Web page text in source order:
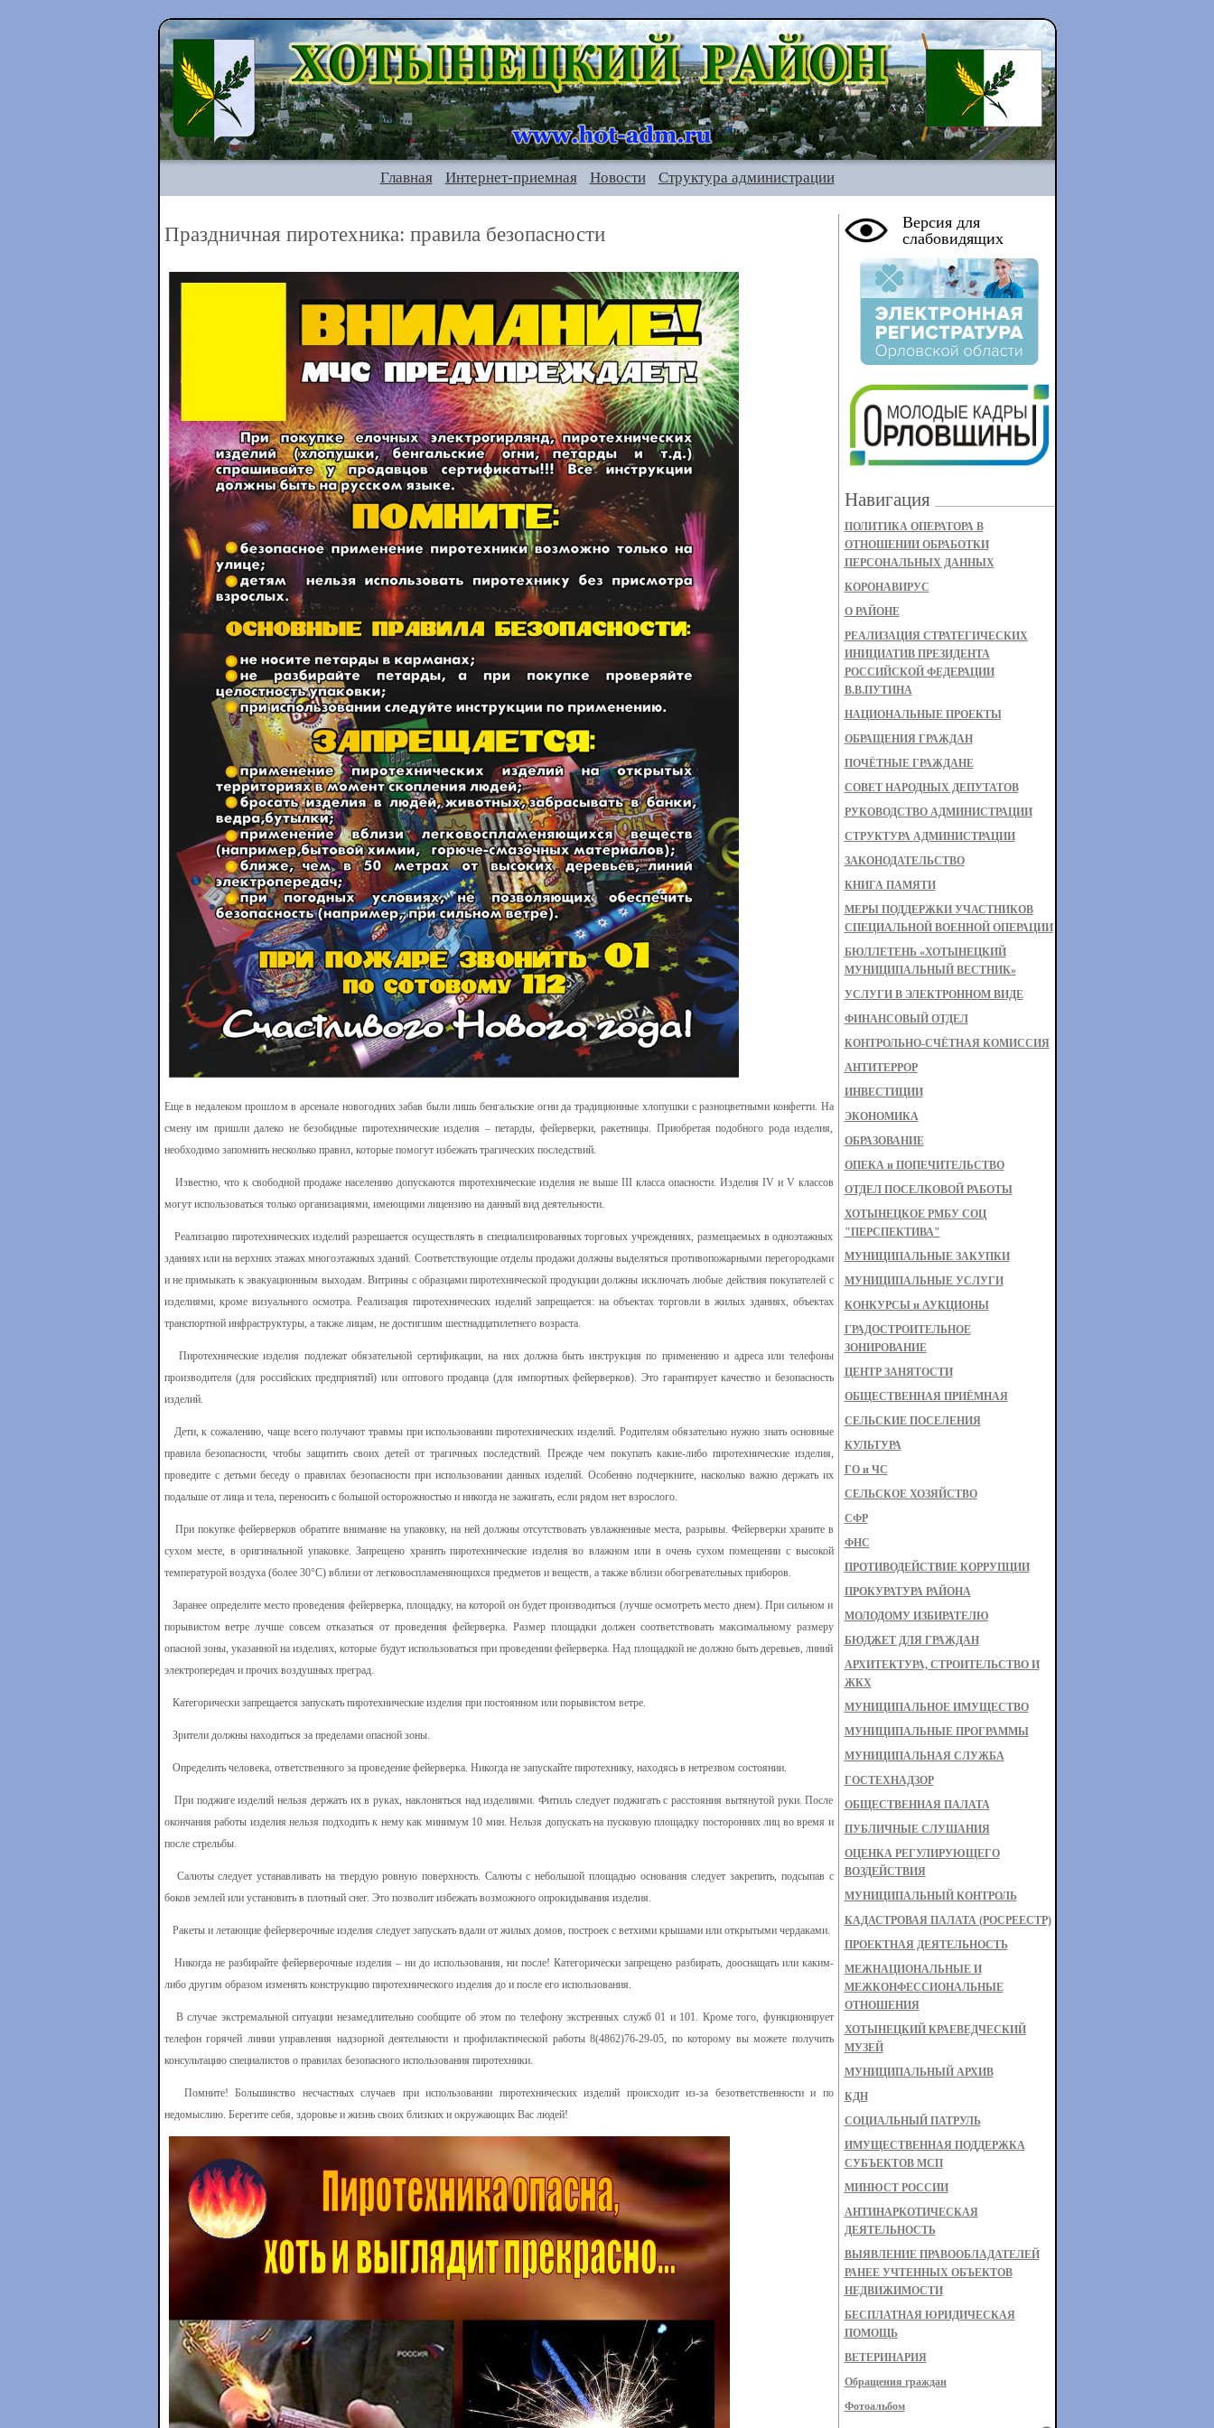
Главная Интернет-приемная Новости Структура администрации
Праздничная пиротехника: правила безопасности
Еще в недалеком прошлом в арсенале новогодних забав были лишь бенгальские огни да традиционные хлопушки с разноцветными конфетти. На
смену им пришли далеко не безобидные пиротехнические изделия – петарды, фейерверки, ракетницы. Приобретая подобного рода изделия,
необходимо запомнить несколько правил, которые помогут избежать трагических последствий.
Известно, что к свободной продаже населению допускаются пиротехнические изделия не выше III класса опасности. Изделия IV и V классов
могут использоваться только организациями, имеющими лицензию на данный вид деятельности.
Реализацию пиротехнических изделий разрешается осуществлять в специализированных торговых учреждениях, размещаемых в одноэтажных
зданиях или на верхних этажах многоэтажных зданий. Соответствующие отделы продажи должны выделяться противопожарными перегородками
и не примыкать к эвакуационным выходам. Витрины с образцами пиротехнической продукции должны исключать любые действия покупателей с
изделиями, кроме визуального осмотра. Реализация пиротехнических изделий запрещается: на объектах торговли в жилых зданиях, объектах
транспортной инфраструктуры, а также лицам, не достигшим шестнадцатилетнего возраста.
Пиротехнические изделия подлежат обязательной сертификации, на них должна быть инструкция по применению и адреса или телефоны
производителя (для российских предприятий) или оптового продавца (для импортных фейерверков). Это гарантирует качество и безопасность
изделий.
Дети, к сожалению, чаще всего получают травмы при использовании пиротехнических изделий. Родителям обязательно нужно знать основные
правила безопасности, чтобы защитить своих детей от трагичных последствий. Прежде чем покупать какие-либо пиротехнические изделия,
проведите с детьми беседу о правилах безопасности при использовании данных изделий. Особенно подчеркните, насколько важно держать их
подальше от лица и тела, переносить с большой осторожностью и никогда не зажигать, если рядом нет взрослого.
При покупке фейерверков обратите внимание на упаковку, на ней должны отсутствовать увлажненные места, разрывы. Фейерверки храните в
сухом месте, в оригинальной упаковке. Запрещено хранить пиротехнические изделия во влажном или в очень сухом помещении с высокой
температурой воздуха (более 30°С) вблизи от легковоспламеняющихся предметов и веществ, а также вблизи обогревательных приборов.
Заранее определите место проведения фейерверка, площадку, на которой он будет производиться (лучше осмотреть место днем). При сильном и
порывистом ветре лучше совсем отказаться от проведения фейерверка. Размер площадки должен соответствовать максимальному размеру
опасной зоны, указанной на изделиях, которые будут использоваться при проведении фейерверка. Над площадкой не должно быть деревьев, линий
электропередач и прочих воздушных преград.
Категорически запрещается запускать пиротехнические изделия при постоянном или порывистом ветре.
Зрители должны находиться за пределами опасной зоны.
Определить человека, ответственного за проведение фейерверка. Никогда не запускайте пиротехнику, находясь в нетрезвом состоянии.
При поджиге изделий нельзя держать их в руках, наклоняться над изделиями. Фитиль следует поджигать с расстояния вытянутой руки. После
окончания работы изделия нельзя подходить к нему как минимум 10 мин. Нельзя допускать на пусковую площадку посторонних лиц во время и
после стрельбы.
Салюты следует устанавливать на твердую ровную поверхность. Салюты с небольшой площадью основания следует закрепить, подсыпав с
боков землей или установить в плотный снег. Это позволит избежать возможного опрокидывания изделия.
Ракеты и летающие фейерверочные изделия следует запускать вдали от жилых домов, построек с ветхими крышами или открытыми чердаками.
Никогда не разбирайте фейерверочные изделия – ни до использования, ни после! Категорически запрещено разбирать, дооснащать или каким-
либо другим образом изменять конструкцию пиротехнического изделия до и после его использования.
В случае экстремальной ситуации незамедлительно сообщите об этом по телефону экстренных служб 01 и 101. Кроме того, функционирует
телефон горячей линии управления надзорной деятельности и профилактической работы 8(4862)76-29-05, по которому вы можете получить
консультацию специалистов о правилах безопасного использования пиротехники.
Помните! Большинство несчастных случаев при использовании пиротехнических изделий происходит из-за безответственности и по
недомыслию. Берегите себя, здоровье и жизнь своих близких и окружающих Вас людей!
Версия для
слабовидящих
Навигация
ПОЛИТИКА ОПЕРАТОРА В
ОТНОШЕНИИ ОБРАБОТКИ
ПЕРСОНАЛЬНЫХ ДАННЫХ
КОРОНАВИРУС
О РАЙОНЕ
РЕАЛИЗАЦИЯ СТРАТЕГИЧЕСКИХ
ИНИЦИАТИВ ПРЕЗИДЕНТА
РОССИЙСКОЙ ФЕДЕРАЦИИ
В.В.ПУТИНА
НАЦИОНАЛЬНЫЕ ПРОЕКТЫ
ОБРАЩЕНИЯ ГРАЖДАН
ПОЧЁТНЫЕ ГРАЖДАНЕ
СОВЕТ НАРОДНЫХ ДЕПУТАТОВ
РУКОВОДСТВО АДМИНИСТРАЦИИ
СТРУКТУРА АДМИНИСТРАЦИИ
ЗАКОНОДАТЕЛЬСТВО
КНИГА ПАМЯТИ
МЕРЫ ПОДДЕРЖКИ УЧАСТНИКОВ
СПЕЦИАЛЬНОЙ ВОЕННОЙ ОПЕРАЦИИ
БЮЛЛЕТЕНЬ «ХОТЫНЕЦКИЙ
МУНИЦИПАЛЬНЫЙ ВЕСТНИК»
УСЛУГИ В ЭЛЕКТРОННОМ ВИДЕ
ФИНАНСОВЫЙ ОТДЕЛ
КОНТРОЛЬНО-СЧЁТНАЯ КОМИССИЯ
АНТИТЕРРОР
ИНВЕСТИЦИИ
ЭКОНОМИКА
ОБРАЗОВАНИЕ
ОПЕКА и ПОПЕЧИТЕЛЬСТВО
ОТДЕЛ ПОСЕЛКОВОЙ РАБОТЫ
ХОТЫНЕЦКОЕ РМБУ СОЦ
"ПЕРСПЕКТИВА"
МУНИЦИПАЛЬНЫЕ ЗАКУПКИ
МУНИЦИПАЛЬНЫЕ УСЛУГИ
КОНКУРСЫ и АУКЦИОНЫ
ГРАДОСТРОИТЕЛЬНОЕ
ЗОНИРОВАНИЕ
ЦЕНТР ЗАНЯТОСТИ
ОБЩЕСТВЕННАЯ ПРИЁМНАЯ
СЕЛЬСКИЕ ПОСЕЛЕНИЯ
КУЛЬТУРА
ГО и ЧС
СЕЛЬСКОЕ ХОЗЯЙСТВО
СФР
ФНС
ПРОТИВОДЕЙСТВИЕ КОРРУПЦИИ
ПРОКУРАТУРА РАЙОНА
МОЛОДОМУ ИЗБИРАТЕЛЮ
БЮДЖЕТ ДЛЯ ГРАЖДАН
АРХИТЕКТУРА, СТРОИТЕЛЬСТВО И
ЖКХ
МУНИЦИПАЛЬНОЕ ИМУЩЕСТВО
МУНИЦИПАЛЬНЫЕ ПРОГРАММЫ
МУНИЦИПАЛЬНАЯ СЛУЖБА
ГОСТЕХНАДЗОР
ОБЩЕСТВЕННАЯ ПАЛАТА
ПУБЛИЧНЫЕ СЛУШАНИЯ
ОЦЕНКА РЕГУЛИРУЮЩЕГО
ВОЗДЕЙСТВИЯ
МУНИЦИПАЛЬНЫЙ КОНТРОЛЬ
КАДАСТРОВАЯ ПАЛАТА (РОСРЕЕСТР)
ПРОЕКТНАЯ ДЕЯТЕЛЬНОСТЬ
МЕЖНАЦИОНАЛЬНЫЕ И
МЕЖКОНФЕССИОНАЛЬНЫЕ
ОТНОШЕНИЯ
ХОТЫНЕЦКИЙ КРАЕВЕДЧЕСКИЙ
МУЗЕЙ
МУНИЦИПАЛЬНЫЙ АРХИВ
КДН
СОЦИАЛЬНЫЙ ПАТРУЛЬ
ИМУЩЕСТВЕННАЯ ПОДДЕРЖКА
СУБЪЕКТОВ МСП
МИНЮСТ РОССИИ
АНТИНАРКОТИЧЕСКАЯ
ДЕЯТЕЛЬНОСТЬ
ВЫЯВЛЕНИЕ ПРАВООБЛАДАТЕЛЕЙ
РАНЕЕ УЧТЕННЫХ ОБЪЕКТОВ
НЕДВИЖИМОСТИ
БЕСПЛАТНАЯ ЮРИДИЧЕСКАЯ
ПОМОЩЬ
ВЕТЕРИНАРИЯ
Обращения граждан
Фотоальбом